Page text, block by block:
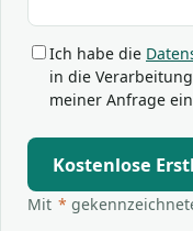
Ich habe die
in die
meiner Anfrage
Kostenlose
Mit *